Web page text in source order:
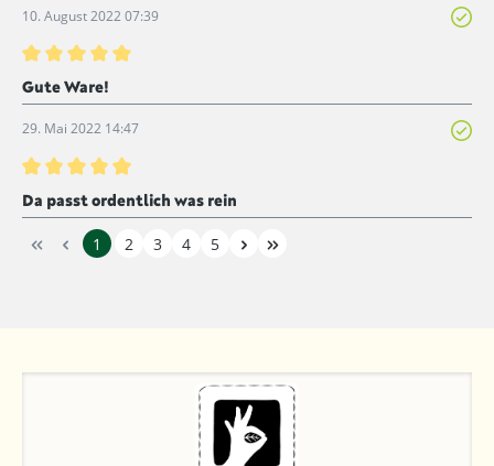
10. August 2022 07:39
Bewertung mit 5 von 5 Sternen
Gute Ware!
29. Mai 2022 14:47
Bewertung mit 5 von 5 Sternen
Da passt ordentlich was rein
1 2 3 4 5